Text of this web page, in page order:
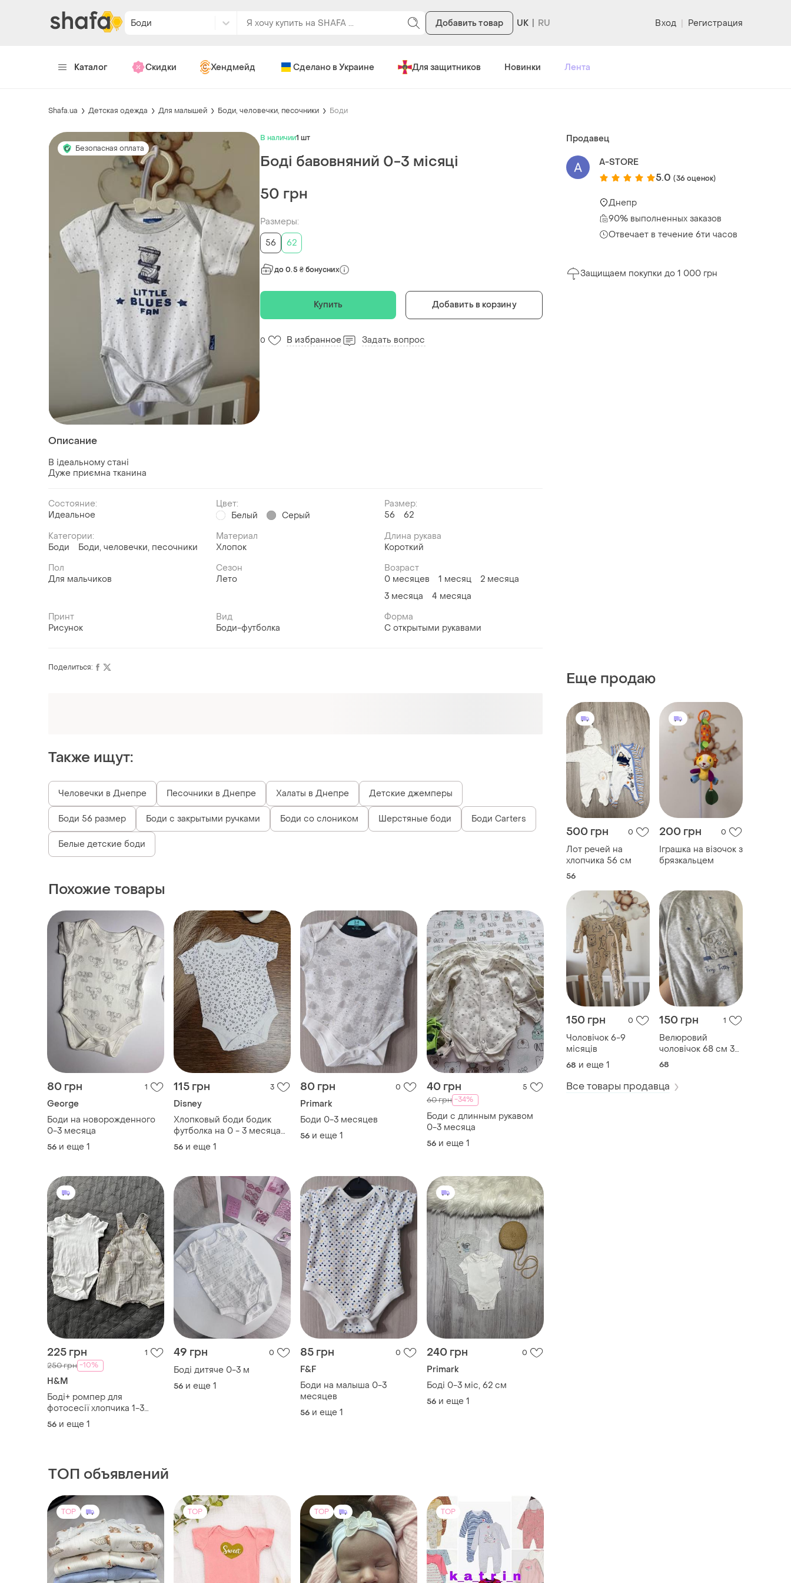
Боди Добавить товар UK Вход | Регистрация
Каталог Скидки Хендмейд Сделано в Украине Для защитников Новинки Лента
Shafa.ua Детская одежда Для малышей Боди, человечки, песочники Боди
Безопасная оплата
В наличии1 шт
Боді бавовняний 0-3 місяці
50 грн
Размеры:
56
62
до 0.5 ₴ бонусних
Купить Добавить в корзину
0 В избранное Задать вопрос
Описание
В ідеальному стані
Дуже приємна тканина
Состояние:
Идеальное
Цвет:
Белый
Серый
Размер:
56
62
Категории:
Боди
Боди, человечки, песочники
Материал
Хлопок
Длина рукава
Короткий
Пол
Для мальчиков
Сезон
Лето
Возраст
0 месяцев
1 месяц
2 месяца
3 месяца
4 месяца
Принт
Рисунок
Вид
Боди-футболка
Форма
С открытыми рукавами
Продавец
A-STORE
5.0 (36 оценок)
Днепр
90% выполненных заказов
Отвечает в течение 6ти часов
Защищаем покупки до 1 000 грн
Еще продаю
500 грн 0
Лот речей на
хлопчика 56 см
56
200 грн 0
Іграшка на візочок з
брязкальцем
150 грн 0
Чоловічок 6-9
місяців
68 и еще 1
150 грн 1
Велюровий
чоловічок 68 см 3-
6 місяців
68
Все товары продавца
Поделиться:
Также ищут:
Человечки в Днепре Песочники в Днепре Халаты в Днепре Детские джемперы
Боди 56 размер Боди с закрытыми ручками Боди со слоником Шерстяные боди Боди Carters
Белые детские боди
Похожие товары
80 грн 1
George
Боди на новорожденного
0-3 месяца
56 и еще 1
115 грн 3
Disney
Хлопковый боди бодик
футболка на 0 - 3 месяца
disney
56 и еще 1
80 грн 0
Primark
Боди 0-3 месяцев
56 и еще 1
40 грн 5
60 грн -34%
Боди с длинным рукавом
0-3 месяца
56 и еще 1
225 грн 1
250 грн -10%
H&M
Боді+ ромпер для
фотосесії хлопчика 1-3
місяці
56 и еще 1
49 грн 0
Боді дитяче 0-3 м
56 и еще 1
85 грн 0
F&F
Боди на малыша 0-3
месяцев
56 и еще 1
240 грн 0
Primark
Боді 0-3 міс, 62 см
56 и еще 1
ТОП объявлений
TOP TOP TOP TOP